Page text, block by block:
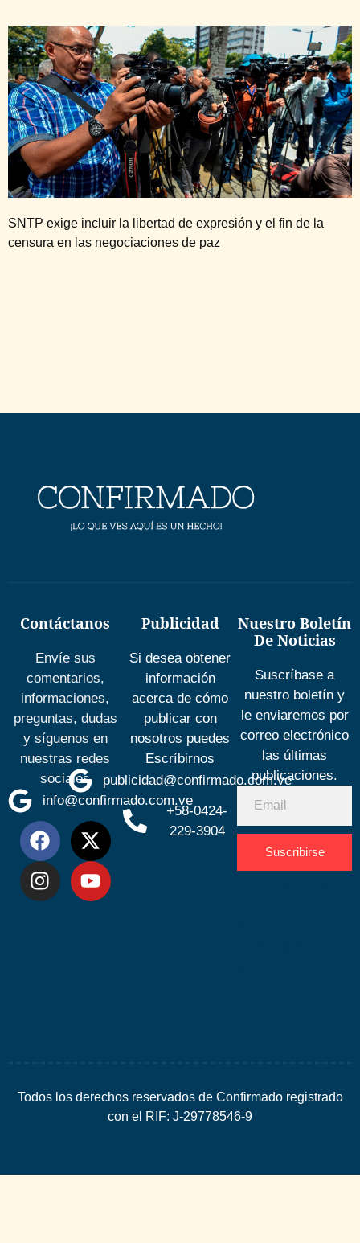
SNTP exige incluir la libertad de expresión y el fin de la
censura en las negociaciones de paz
Contáctanos
Envíe sus
comentarios,
informaciones,
preguntas, dudas
y síguenos en
nuestras redes
sociales
info@confirmado.com.ve
Publicidad
Si desea obtener
información
acerca de cómo
publicar con
nosotros puedes
Escríbirnos
publicidad@confirmado.com.ve
+58-0424-
229-3904
Nuestro Boletín
De Noticias
Suscríbase a
nuestro boletín y
le enviaremos por
correo electrónico
las últimas
publicaciones.
Suscribirse
Todos los derechos reservados de Confirmado registrado
con el RIF: J-29778546-9